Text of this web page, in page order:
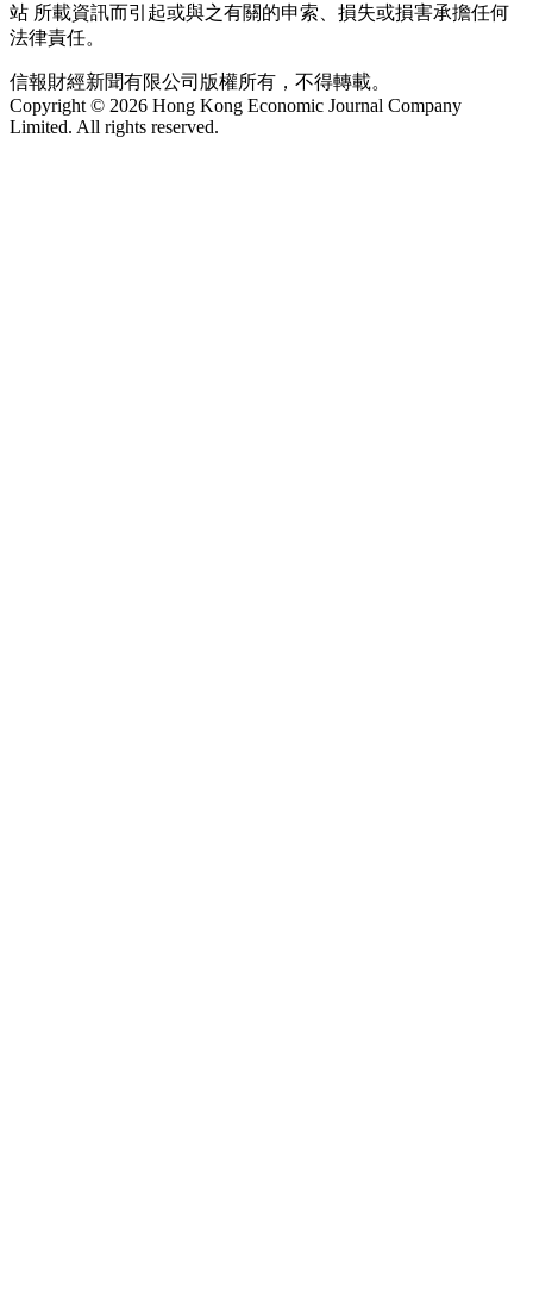
站 所載資訊而引起或與之有關的申索、損失或損害承擔任何
法律責任。
信報財經新聞有限公司版權所有，不得轉載。
Copyright © 2026 Hong Kong Economic Journal Company
Limited. All rights reserved.